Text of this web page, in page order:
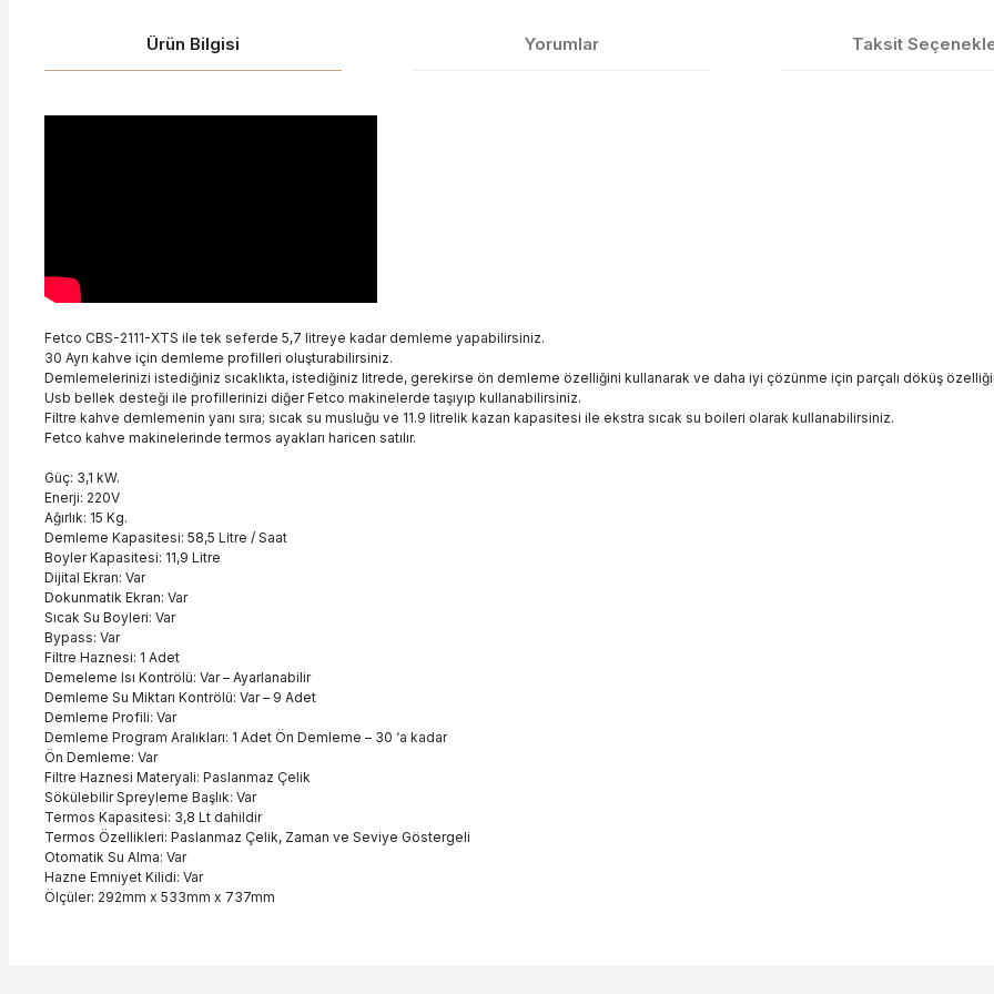
Ürün Bilgisi Yorumlar Taksit
Fetco CBS-2111-XTS ile tek seferde 5,7 litreye kadar demleme yapabilirsiniz.
30 Ayrı kahve için demleme profilleri oluşturabilirsiniz.
Demlemelerinizi istediğiniz sıcaklıkta, istediğiniz litrede, gerekirse ön demleme özelliğini kullanarak ve daha iyi çözünme için parçalı döküş
Usb bellek desteği ile profillerinizi diğer Fetco makinelerde taşıyıp kullanabilirsiniz.
Filtre kahve demlemenin yanı sıra; sıcak su musluğu ve 11.9 litrelik kazan kapasitesi ile ekstra sıcak su boileri olarak kullanabilirsiniz.
Fetco kahve makinelerinde termos ayakları haricen satılır.
Güç: 3,1 kW.
Enerji: 220V
Ağırlık: 15 Kg.
Demleme Kapasitesi: 58,5 Litre / Saat
Boyler Kapasitesi: 11,9 Litre
Dijital Ekran: Var
Dokunmatik Ekran: Var
Sıcak Su Boyleri: Var
Bypass: Var
Filtre Haznesi: 1 Adet
Demeleme Isı Kontrölü: Var – Ayarlanabilir
Demleme Su Miktarı Kontrölü: Var – 9 Adet
Demleme Profili: Var
Demleme Program Aralıkları: 1 Adet Ön Demleme – 30 ‘a kadar
Ön Demleme: Var
Filtre Haznesi Materyali: Paslanmaz Çelik
Sökülebilir Spreyleme Başlık: Var
Termos Kapasitesi: 3,8 Lt dahildir
Termos Özellikleri: Paslanmaz Çelik, Zaman ve Seviye Göstergeli
Otomatik Su Alma: Var
Hazne Emniyet Kilidi: Var
Ölçüler: 292mm x 533mm x 737mm